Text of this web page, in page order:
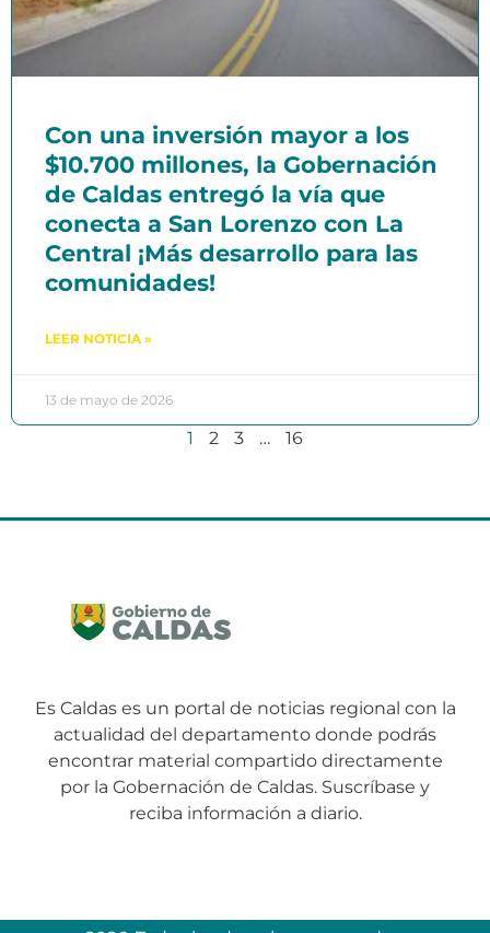
Con una inversión mayor a los
$10.700 millones, la Gobernación
de Caldas entregó la vía que
conecta a San Lorenzo con La
Central ¡Más desarrollo para las
comunidades!
LEER NOTICIA »
13 de mayo de 2026
1 2 3 … 16
Es Caldas es un portal de noticias regional con la
actualidad del departamento donde podrás
encontrar material compartido directamente
por la Gobernación de Caldas. Suscríbase y
reciba información a diario.